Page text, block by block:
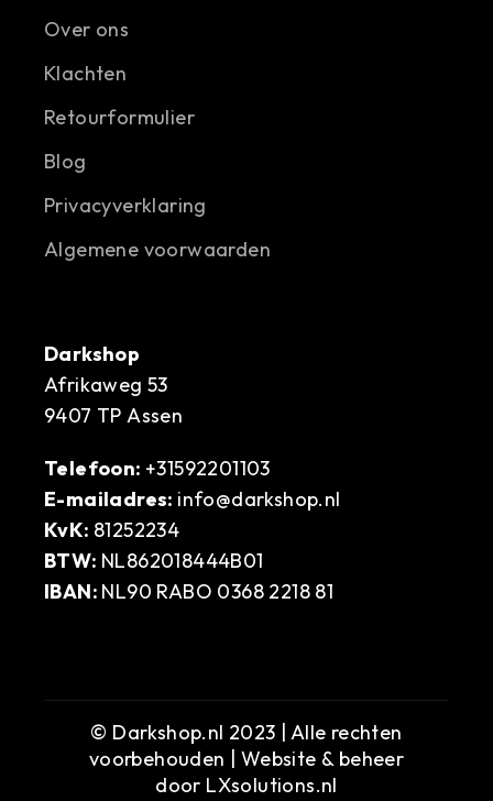
Over ons
Klachten
Retourformulier
Blog
Privacyverklaring
Algemene voorwaarden
Darkshop
Afrikaweg 53
9407 TP Assen
Telefoon: +31592201103
E-mailadres: info@darkshop.nl
KvK: 81252234
BTW: NL862018444B01
IBAN: NL90 RABO 0368 2218 81
© Darkshop.nl 2023 | Alle rechten
voorbehouden | Website & beheer
door LXsolutions.nl